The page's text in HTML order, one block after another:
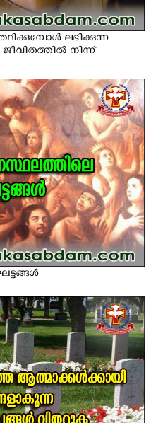
ലഭിക്കുന്ന
ജീവിതത്തില്‍ നിന്ന്